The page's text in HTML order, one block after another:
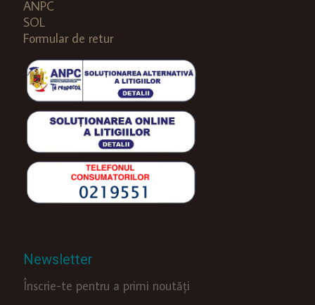
ANPC
SOL
Formular de retur
Newsletter
Înscrie-te pentru a primi noutăți